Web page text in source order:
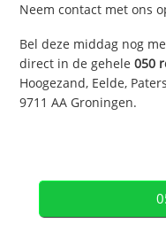
Neem contact met ons
Bel deze middag nog
direct in de gehele050
Hoogezand, Eelde,
9711 AA Groningen.